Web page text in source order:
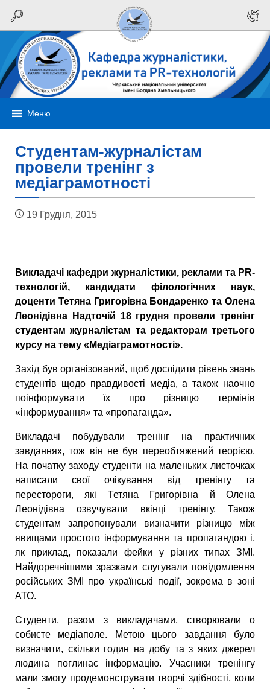
Меню
Студентам-журналістам
провели тренінг з
медіаграмотності
19 Грудня, 2015
Викладачі кафедри журналістики, реклами та PR-
технологій, кандидати філологічних наук,
доценти Тетяна Григорівна Бондаренко та Олена
Леонідівна Надточій 18 грудня провели тренінг
студентам журналістам та редакторам третього
курсу на тему «Медіаграмотності».
Захід був організований, щоб дослідити рівень знань
студентів щодо правдивості медіа, а також наочно
поінформувати їх про різницю термінів
«інформування» та «пропаганда».
Викладачі побудували тренінг на практичних
завданнях, тож він не був переобтяжений теорією.
На початку заходу студенти на маленьких листочках
написали свої очікування від тренінгу та
перестороги, які Тетяна Григорівна й Олена
Леонідівна озвучували вкінці тренінгу. Також
студентам запропонували визначити різницю між
явищами простого інформування та пропагандою і,
як приклад, показали фейки у різних типах ЗМІ.
Найдоречнішими зразками слугували повідомлення
російських ЗМІ про українські події, зокрема в зоні
АТО.
Студенти, разом з викладачами, створювали о
собисте медіаполе. Метою цього завдання було
визначити, скільки годин на добу та з яких джерел
людина поглинає інформацію. Учасники тренінгу
мали змогу продемонструвати творчі здібності, коли